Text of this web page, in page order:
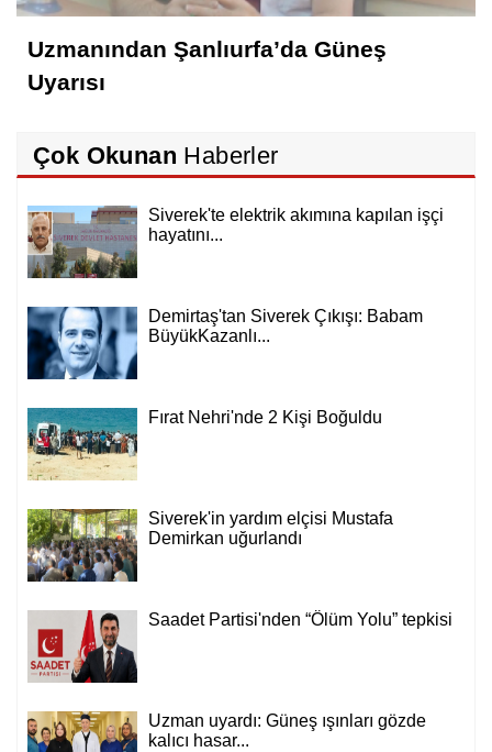
Uzmanından Şanlıurfa’da Güneş
Uyarısı
Çok Okunan Haberler
Siverek'te elektrik akımına kapılan işçi
hayatını...
Demirtaş'tan Siverek Çıkışı: Babam
BüyükKazanlı...
Fırat Nehri'nde 2 Kişi Boğuldu
Siverek'in yardım elçisi Mustafa
Demirkan uğurlandı
Saadet Partisi'nden “Ölüm Yolu” tepkisi
Uzman uyardı: Güneş ışınları gözde
kalıcı hasar...